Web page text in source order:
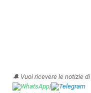
🔔 Vuoi ricevere le notizie di
WhatsApp| Telegram